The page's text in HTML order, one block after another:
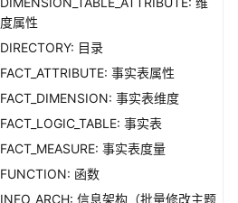
度属性
DIRECTORY: 目录
FACT_ATTRIBUTE: 事实表属性
FACT_DIMENSION: 事实表维度
FACT_LOGIC_TABLE: 事实表
FACT_MEASURE: 事实表度量
FUNCTION: 函数
INFO_ARCH: 信息架构（批量修改主题